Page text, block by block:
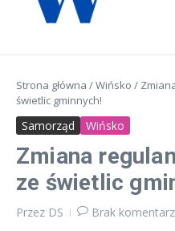
Strona główna /Wińsko /
świetlic gminnych!
Samorząd Wińsko
Zmiana
ze świetlic
Przez DS Brak